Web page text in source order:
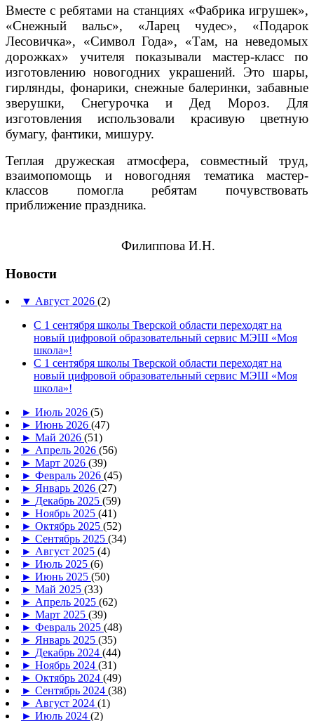
Вместе с ребятами на станциях «Фабрика игрушек»,
«Снежный вальс», «Ларец чудес», «Подарок
Лесовичка», «Символ Года», «Там, на неведомых
дорожках» учителя показывали мастер-класс по
изготовлению новогодних украшений. Это шары,
гирлянды, фонарики, снежные балеринки, забавные
зверушки, Снегурочка и Дед Мороз. Для
изготовления использовали красивую цветную
бумагу, фантики, мишуру.
Теплая дружеская атмосфера, совместный труд,
взаимопомощь и новогодняя тематика мастер-
классов помогла ребятам почувствовать
приближение праздника.
Филиппова И.Н.
Новости
▼ Август 2026 (2)
С 1 сентября школы Тверской области переходят на
новый цифровой образовательный сервис МЭШ «Моя
школа»!
С 1 сентября школы Тверской области переходят на
новый цифровой образовательный сервис МЭШ «Моя
школа»!
► Июль 2026 (5)
► Июнь 2026 (47)
► Май 2026 (51)
► Апрель 2026 (56)
► Март 2026 (39)
► Февраль 2026 (45)
► Январь 2026 (27)
► Декабрь 2025 (59)
► Ноябрь 2025 (41)
► Октябрь 2025 (52)
► Сентябрь 2025 (34)
► Август 2025 (4)
► Июль 2025 (6)
► Июнь 2025 (50)
► Май 2025 (33)
► Апрель 2025 (62)
► Март 2025 (39)
► Февраль 2025 (48)
► Январь 2025 (35)
► Декабрь 2024 (44)
► Ноябрь 2024 (31)
► Октябрь 2024 (49)
► Сентябрь 2024 (38)
► Август 2024 (1)
► Июль 2024 (2)